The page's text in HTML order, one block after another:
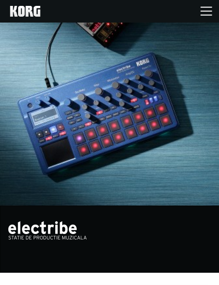
Acasă
Produse
În Prim Plan
Eveniment
Asistență
Găsește un Magazin
Ştiri